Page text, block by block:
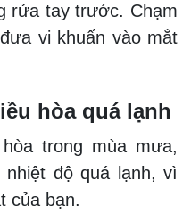
rửa tay trước. Chạm
vi khuẩn vào mắt
hòa quá lạnh
trong mùa mưa,
nhiệt độ quá lạnh, vì
của bạn.